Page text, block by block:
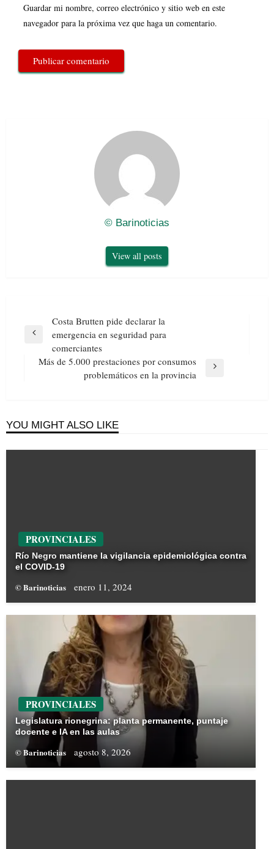
Guardar mi nombre, correo electrónico y sitio web en este
navegador para la próxima vez que haga un comentario.
© Barinoticias
View all posts
Navegación
de
entradas
Previous
Costa Brutten pide declarar la
emergencia en seguridad para
comerciantes
Más de 5.000 prestaciones por consumos
problemáticos en la provincia
YOU MIGHT ALSO LIKE
PROVINCIALES
Río Negro mantiene la vigilancia epidemiológica contra
el COVID-19
© Barinoticias enero 11, 2024
PROVINCIALES
Legislatura rionegrina: planta permanente, puntaje
docente e IA en las aulas
© Barinoticias agosto 8, 2026